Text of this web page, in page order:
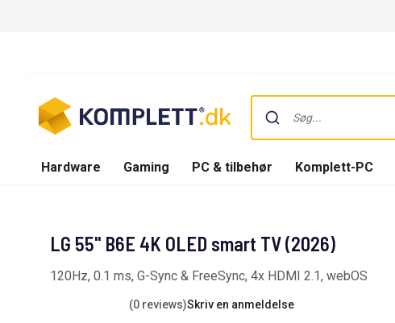
Hardware Gaming PC & tilbehør Komplett-PC
LG 55'' B6E 4K OLED smart TV (2026)
120Hz, 0.1 ms, G-Sync & FreeSync, 4x HDMI 2.1, webOS
(0 reviews)Skriv en anmeldelse